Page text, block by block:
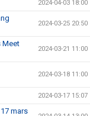
2024-04-03 18:00
2024-03-25 20:50
Meet
2024-03-21 11:00
2024-03-18 11:00
2024-03-17 15:07
mars